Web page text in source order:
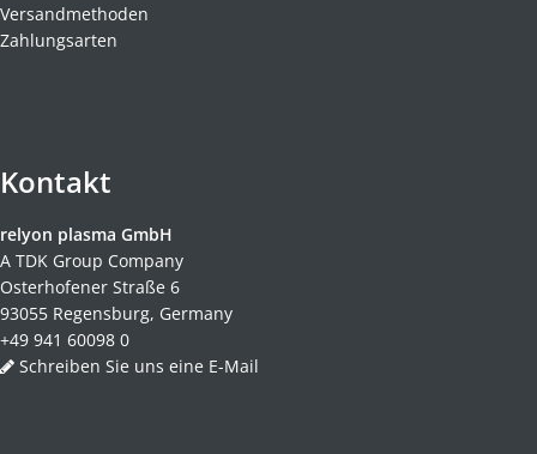
Versandmethoden
Zahlungsarten
Kontakt
relyon plasma GmbH
A TDK Group Company
Osterhofener Straße 6
93055 Regensburg, Germany
+49 941 60098 0
Schreiben Sie uns eine E-Mail